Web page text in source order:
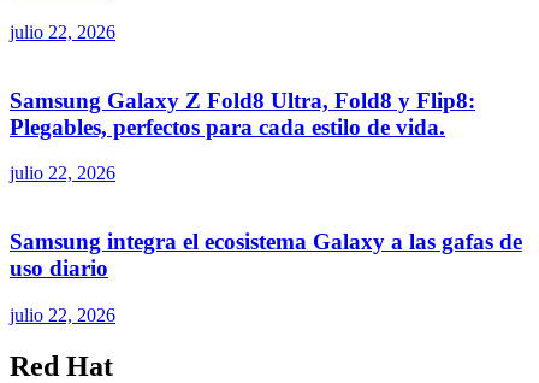
julio 22, 2026
Samsung Galaxy Z Fold8 Ultra, Fold8 y Flip8:
Plegables, perfectos para cada estilo de vida.
julio 22, 2026
Samsung integra el ecosistema Galaxy a las gafas de
uso diario
julio 22, 2026
Red Hat